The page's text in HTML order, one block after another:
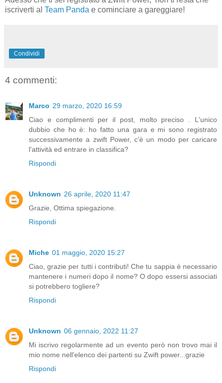
iscriverti al Team Panda e cominciare a gareggiare!
Condividi
4 commenti:
Marco 29 marzo, 2020 16:59
Ciao e complimenti per il post, molto preciso . L'unico
dubbio che ho è: ho fatto una gara e mi sono registrato
successivamente a zwift Power, c'è un modo per caricare
l'attività ed entrare in classifica?
Rispondi
Unknown 26 aprile, 2020 11:47
Grazie, Ottima spiegazione.
Rispondi
Miche 01 maggio, 2020 15:27
Ciao, grazie per tutti i contributi! Che tu sappia è necessario
mantenere i numeri dopo il nome? O dopo essersi associati
si potrebbero togliere?
Rispondi
Unknown 06 gennaio, 2022 11:27
Mi iscrivo regolarmente ad un evento però non trovo mai il
mio nome nell'elenco dei partenti su Zwift power...grazie
Rispondi